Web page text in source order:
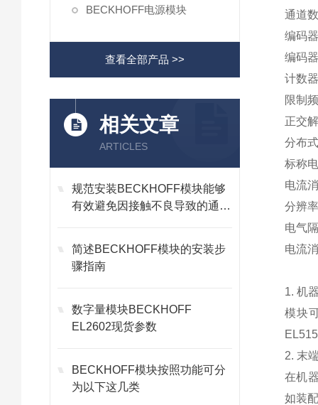
BECKHOFF电源模块
查看全部产品 >>
相关文章
ARTICLES
规范安装BECKHOFF模块能够
有效避免因接触不良导致的通讯
简述BECKHOFF模块的安装步
骤指南
数字量模块BECKHOFF
EL2602现货参数
BECKHOFF模块按照功能可分
为以下这几类
通道
编码
编码
计数
限制
正交
分布
标称
电流
分辨
电气
电流
1. 机
模块
2. 末
在机
如装